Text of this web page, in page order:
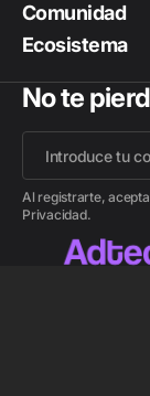
Comunidad
Ecosistema
No te
Al registrarte,
Privacidad.